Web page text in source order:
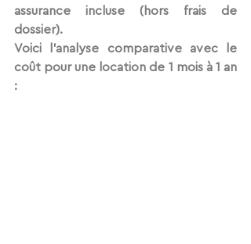
assurance incluse (hors frais de
dossier).
Voici l'analyse comparative avec le
coût pour une location de 1 mois à 1 an
: